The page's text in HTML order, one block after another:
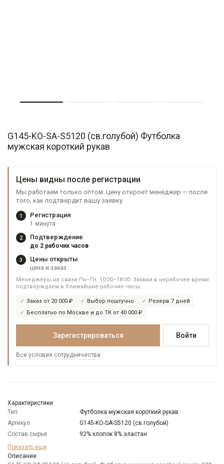
G145-KO-SA-S5120 (св.голубой) Футболка
мужская короткий рукав
Цены видны после регистрации
Мы работаем только оптом. Цену откроет менеджер — после
того, как подтвердит вашу заявку.
1 Регистрация
1 минута
2 Подтверждение
до 2 рабочих часов
3 Цены открыты
цена и заказ
Менеджеры на связи Пн–Пт, 10:00–18:00. Заявки в нерабочее время
подтверждаем в ближайшие рабочие часы.
Заказ от 20 000 ₽ Выбор поштучно
Резерв 7 дней
Бесплатно по Москве и до ТК от 40 000 ₽
Зарегистрироваться Войти
Все условия сотрудничества
Характеристики
Тип
Футболка мужская короткий рукав
Артикул
G145-KO-SA-S5120 (св.голубой)
Состав сырья
92% хлопок 8% эластан
Модель
Цвет
Показать еще
Описание